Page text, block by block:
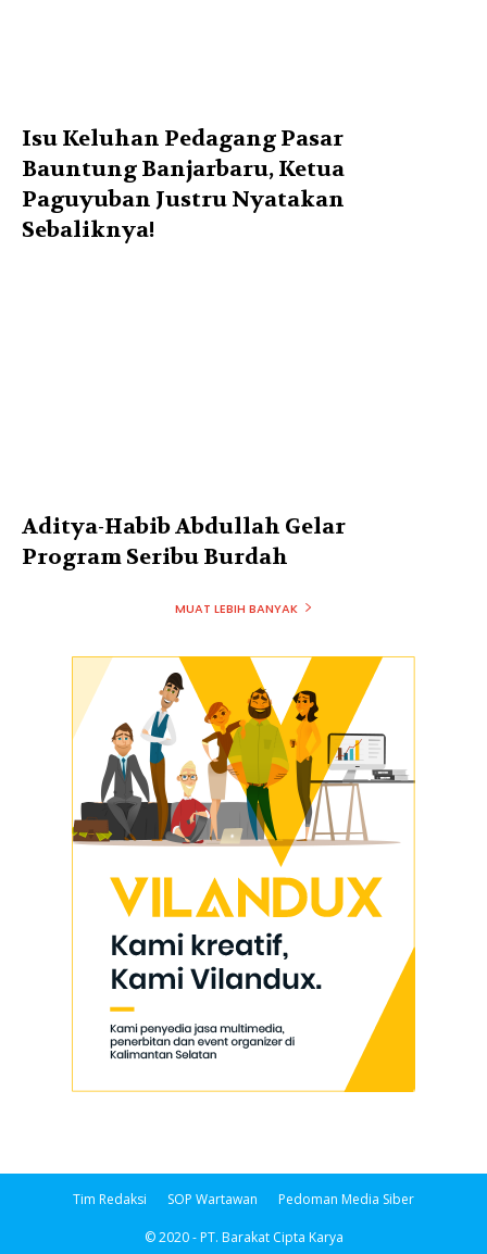
Isu Keluhan Pedagang Pasar
Bauntung Banjarbaru, Ketua
Paguyuban Justru Nyatakan
Sebaliknya!
Aditya-Habib Abdullah Gelar
Program Seribu Burdah
MUAT LEBIH BANYAK
Tim Redaksi SOP Wartawan Pedoman Media Siber
© 2020 - PT. Barakat Cipta Karya